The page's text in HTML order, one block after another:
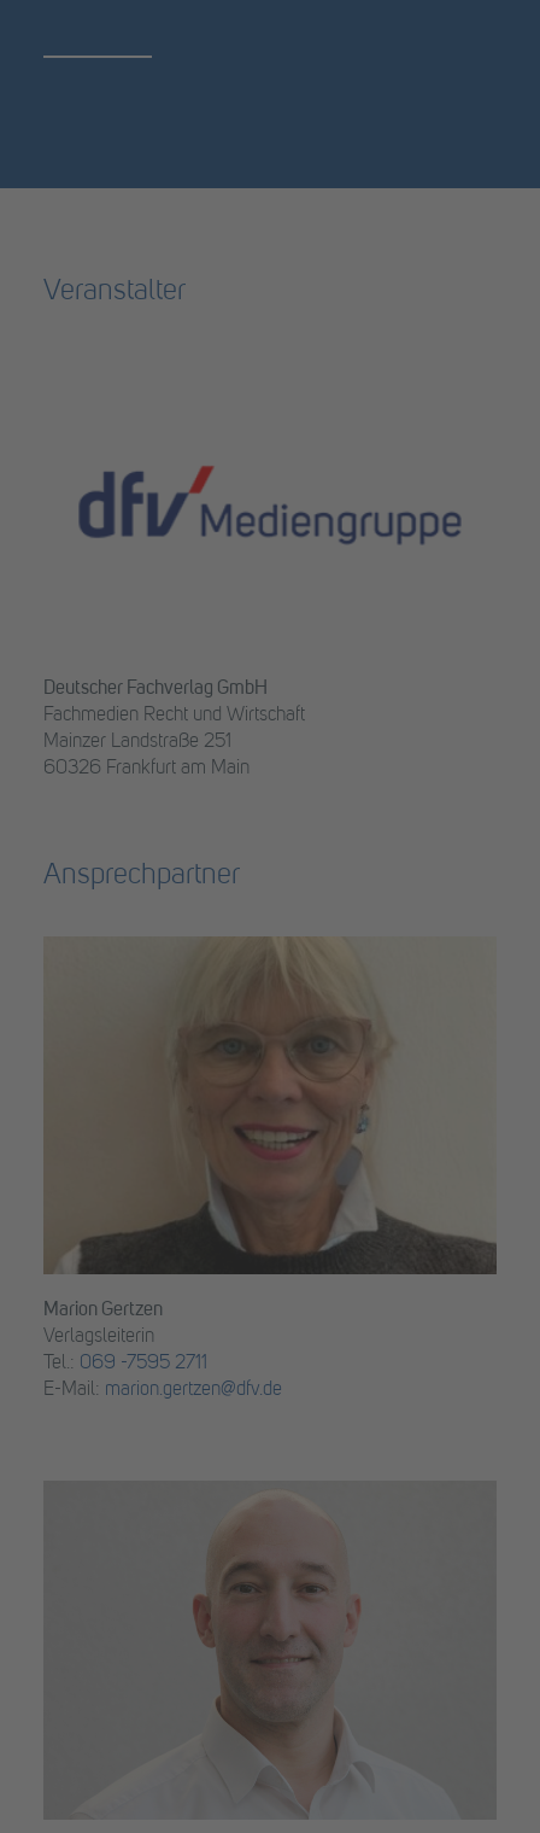
Veranstalter
Deutscher Fachverlag GmbH
Fachmedien Recht und Wirtschaft
Mainzer Landstraße 251
60326 Frankfurt am Main
Ansprechpartner
Marion Gertzen
Verlagsleiterin
Tel.: 069 -7595 2711
E-Mail: marion.gertzen@dfv.de